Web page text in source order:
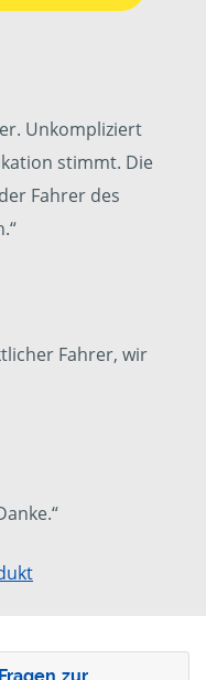
Unkompliziert
stimmt. Die
Fahrer des
Fahrer, wir